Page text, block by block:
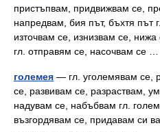
пристъпвам, придвижвам се,
напредвам, бия път, бъхтя път
източвам се, изнизвам се,
гл. отправям се, насочвам се
големея — гл. уголемявам се,
се, развивам се, разраствам,
надувам се, набъбвам гл.
възгордявам се, придавам си